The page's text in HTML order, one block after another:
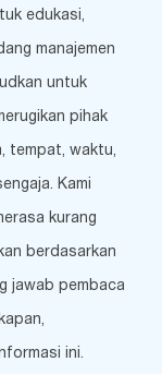
edukasi,
manajemen
untuk
pihak
tempat, waktu,
Kami
kurang
berdasarkan
jawab pembaca
ini.